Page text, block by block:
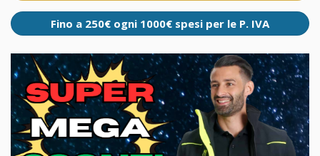
Fino a 250€ ogni 1000€ spesi per le P. IVA